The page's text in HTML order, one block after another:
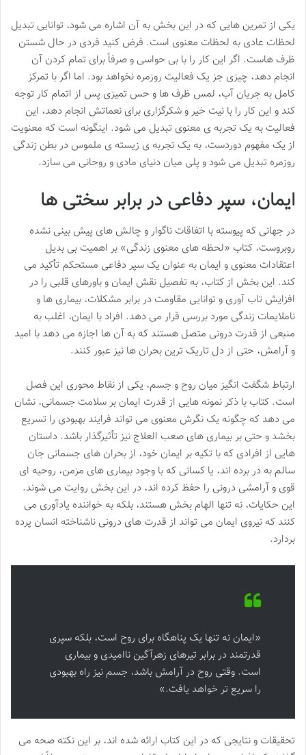
یکی از تمرین هایی که در این بخش به آن اشاره می شود، توانایی تبدیل
لحظات عادی به لحظات معنوی است. فرض کنید فردی در حال شستن
ظرف هاست. اگر این کار را با بی حواسی و صرفاً برای تمام کردن آن
انجام دهد، چیزی جز یک فعالیت روزمره نخواهد بود. اما اگر با تمرکز
کامل به جریان آب، لمس ظرف ها و حس تمیزی پس از اتمام کار توجه
کند و این کار را با نیت خیر و شکرگزاری برای نعماتش انجام دهد، این
فعالیت به یک تجربه ی معنوی تبدیل می شود. اینگونه است که معنویت
از یک مفهوم دوردست، به یک تجربه ی زیسته ی ملموس در بطن زندگی
روزمره تبدیل می شود و پلی میان دنیای مادی و روحانی می سازد.
ایمان، سپر دفاعی در برابر سختی ها
در جهانی که پیوسته با اتفاقات ناگوار و چالش های پیش بینی نشده
روبروست، کتاب «لحظه های معنوی زندگی» بر اهمیت بی بدیل
اعتقادات معنوی و ایمان به عنوان یک سپر دفاعی مستحکم تأکید می
کند. این بخش از کتاب، به تفصیل نقش ایمان و باورهای قلبی را در
افزایش تاب آوری و توانایی مقاومت در برابر مشکلات، بیماری ها و
ناملایمات زندگی مورد بررسی قرار می دهد. افراد با ایمان، اغلب به
منبعی از قدرت درونی متصل هستند که به آن ها اجازه می دهد با امید
و آرامش، حتی از دل تاریک ترین بحران ها نیز عبور کنند.
ارتباط شگفت انگیز میان روح و جسم، یکی از نقاط محوری این فصل
است. کتاب با ذکر نمونه هایی از قدرت ایمان بر سلامت جسمانی، نشان
می دهد که چگونه یک نگرش معنوی می تواند فرایند بهبودی را تسریع
بخشد و حتی بر بیماری های صعب العلاج نیز تأثیرگذار باشد. داستان
هایی از افرادی که با تکیه بر ایمان خود، از بحران های جسمانی جان
سالم به در برده اند، یا کسانی که با وجود بیماری های مزمن، روحیه ای
قوی و آرامشی درونی را حفظ کرده اند، در این بخش روایت می شوند.
این حکایات، نه تنها الهام بخش هستند، بلکه به خواننده یادآوری می
کنند که نیروی ایمان می تواند از قدرت های درونی ناشناخته انسان پرده
بردارد.
«ایمان نه تنها یک پناهگاه برای روح است، بلکه سپری
قدرتمند در برابر تیرهای زهرآگین ناامیدی و بیماری
است. وقتی روح در آرامش باشد، جسم نیز راه بهبودی
را سریع تر خواهد یافت.»
تحقیقات و نتایجی که در این کتاب ارائه شده اند، بر این نکته صحه می